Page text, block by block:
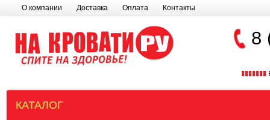
О компании Доставка Оплата Контакты
8
КАТАЛОГ